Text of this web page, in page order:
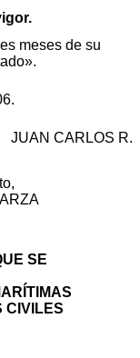
meses de su
JUAN CARLOS R.
SE
CIVILES